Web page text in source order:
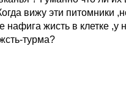
вижу эти питомники
нафига жисть в клетке ,у
турма?